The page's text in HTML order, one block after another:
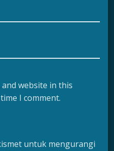
and website in this
I comment.
untuk mengurangi